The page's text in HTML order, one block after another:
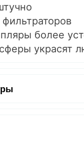
фильтраторов
более
украсят